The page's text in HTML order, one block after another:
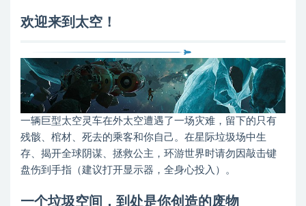
欢迎来到太空！
一辆巨型太空灵车在外太空遭遇了一场灾难，留下的只有
残骸、棺材、死去的乘客和你自己。在星际垃圾场中生
存、揭开全球阴谋、拯救公主，环游世界时请勿因敲击键
盘伤到手指（建议打开显示器，全身心投入）。
一个垃圾空间，到处是你创造的废物